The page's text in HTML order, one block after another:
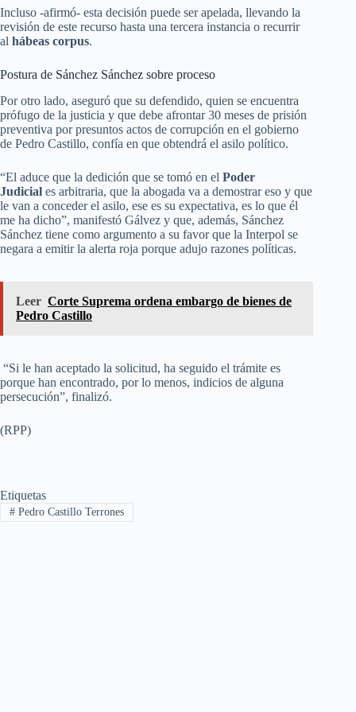
Incluso -afirmó- esta decisión puede ser apelada, llevando la
revisión de este recurso hasta una tercera instancia o recurrir
al hábeas corpus.
Postura de Sánchez Sánchez sobre proceso
Por otro lado, aseguró que su defendido, quien se encuentra
prófugo de la justicia y que debe afrontar 30 meses de prisión
preventiva por presuntos actos de corrupción en el gobierno
de Pedro Castillo, confía en que obtendrá el asilo político.
“El aduce que la dedición que se tomó en el Poder
Judicial es arbitraria, que la abogada va a demostrar eso y que
le van a conceder el asilo, ese es su expectativa, es lo que él
me ha dicho”, manifestó Gálvez y que, además, Sánchez
Sánchez tiene como argumento a su favor que la Interpol se
negara a emitir la alerta roja porque adujo razones políticas.
Leer Corte Suprema ordena embargo de bienes de
Pedro Castillo
“Si le han aceptado la solicitud, ha seguido el trámite es
porque han encontrado, por lo menos, indicios de alguna
persecución”, finalizó.
(RPP)
Etiquetas
#Pedro Castillo Terrones